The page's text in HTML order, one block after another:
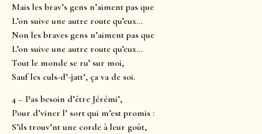
Mais les brav’s gens n’aiment pas que
L’on suive une autre route qu’eux…
Non les braves gens n’aiment pas que
L’on suive une autre route qu’eux…
Tout le monde se ru’ sur moi,
Sauf les culs-d’-jatt’, ça va de soi.
4 – Pas besoin d’être Jérémi’,
Pour d’viner l’ sort qui m’est promis :
S’ils trouv’nt une corde à leur goût,